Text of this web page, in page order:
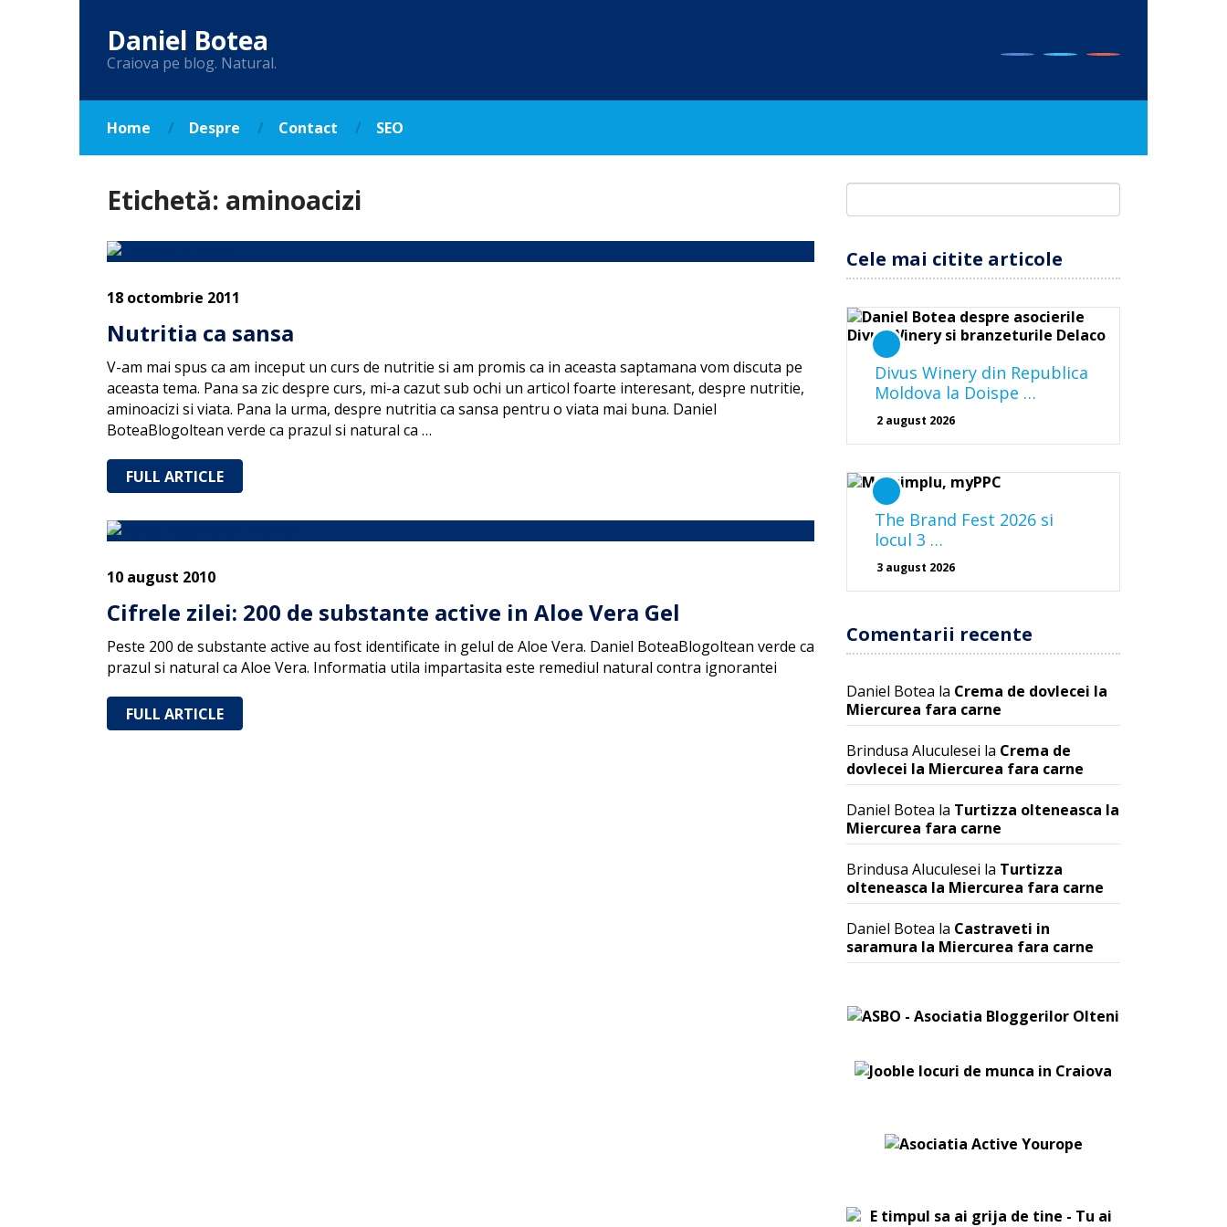
Daniel Botea
Craiova pe blog. Natural.
Home Despre Contact SEO
Etichetă: aminoacizi
18 octombrie 2011
Nutritia ca sansa
V-am mai spus ca am inceput un curs de nutritie si am promis ca in aceasta saptamana vom discuta pe
aceasta tema. Pana sa zic despre curs, mi-a cazut sub ochi un articol foarte interesant, despre nutritie,
aminoacizi si viata. Pana la urma, despre nutritia ca sansa pentru o viata mai buna. Daniel
BoteaBlogoltean verde ca prazul si natural ca …
FULL ARTICLE
10 august 2010
Cifrele zilei: 200 de substante active in Aloe Vera Gel
Peste 200 de substante active au fost identificate in gelul de Aloe Vera. Daniel BoteaBlogoltean verde ca
prazul si natural ca Aloe Vera. Informatia utila impartasita este remediul natural contra ignorantei
FULL ARTICLE
Cele mai citite articole
Divus Winery din Republica
Moldova la Doispe …
2 august 2026
The Brand Fest 2026 si
locul 3 …
3 august 2026
Comentarii recente
Daniel Botea la Crema de dovlecei la
Miercurea fara carne
Brindusa Aluculesei la Crema de
dovlecei la Miercurea fara carne
Daniel Botea la Turtizza olteneasca la
Miercurea fara carne
Brindusa Aluculesei la Turtizza
olteneasca la Miercurea fara carne
Daniel Botea la Castraveti in
saramura la Miercurea fara carne